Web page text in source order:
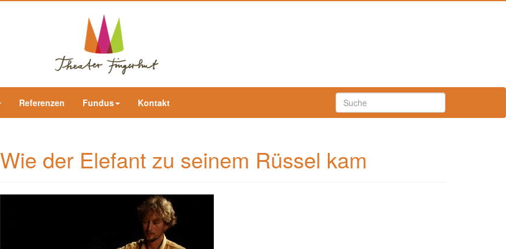
Referenzen Fundus Kontakt
Wie der Elefant zu seinem Rüssel kam